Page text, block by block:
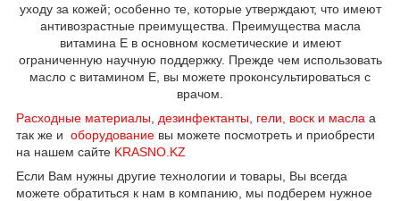
уходу за кожей; особенно те, которые утверждают, что имеют
антивозрастные преимущества. Преимущества масла
витамина Е в основном косметические и имеют
ограниченную научную поддержку. Прежде чем использовать
масло с витамином Е, вы можете проконсультироваться с
врачом.
Расходные материалы дезинфектанты, гели, воск и масла а
так же и оборудование вы можете посмотреть и приобрести
на нашем сайте KRASNO.KZ
Если Вам нужны другие технологии и товары, Вы всегда
можете обратиться к нам в компанию, мы подберем нужное